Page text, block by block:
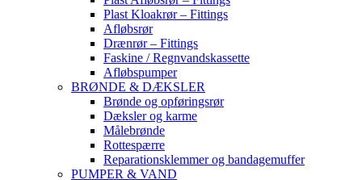
Plast Kloakrør – Fittings
Afløbsrør
Drænrør – Fittings
Faskine / Regnvandskassette
Afløbspumper
BRØNDE & DÆKSLER
Brønde og opføringsrør
Dæksler og karme
Målebrønde
Rottespærre
Reparationsklemmer og bandagemuffer
PUMPER & VAND